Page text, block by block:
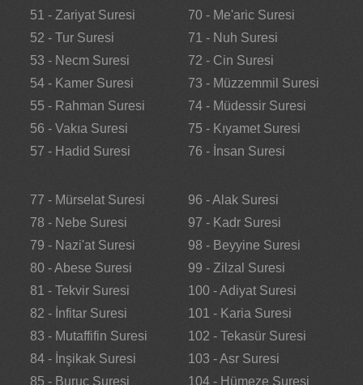
51 - Zariyat Suresi
52 - Tur Suresi
53 - Necm Suresi
54 - Kamer Suresi
55 - Rahman Suresi
56 - Vakıa Suresi
57 - Hadid Suresi
70 - Me'aric Suresi
71 - Nuh Suresi
72 - Cin Suresi
73 - Müzzemmil Suresi
74 - Müdessir Suresi
75 - Kıyamet Suresi
76 - İnsan Suresi
77 - Mürselat Suresi
78 - Nebe Suresi
79 - Nazi'at Suresi
80 - Abese Suresi
81 - Tekvir Suresi
82 - İnfitar Suresi
83 - Mutaffifin Suresi
84 - İnşikak Suresi
85 - Buruc Suresi
96 - Alak Suresi
97 - Kadr Suresi
98 - Beyyine Suresi
99 - Zilzal Suresi
100 - Adiyat Suresi
101 - Karia Suresi
102 - Tekasür Suresi
103 - Asr Suresi
104 - Hümeze Suresi